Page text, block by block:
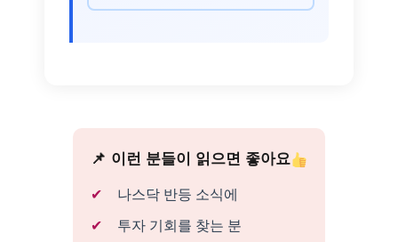
이런 분들이 읽으면 좋아요
나스닥 반등 소식에
투자 기회를 찾는 분